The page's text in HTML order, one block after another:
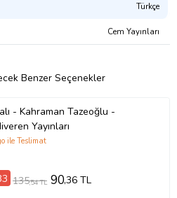
Türkçe
Cem Yayınları
Benzer Seçenekler
- Kahraman Tazeoğlu -
Yayınları
ile Teslimat
135,54 TL 90,36 TL